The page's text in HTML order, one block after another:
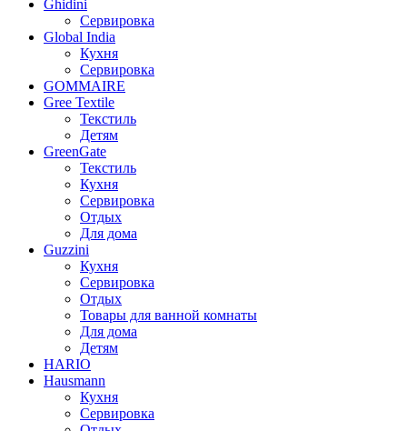
Ghidini
Сервировка
Global India
Кухня
Сервировка
GOMMAIRE
Gree Textile
Текстиль
Детям
GreenGate
Текстиль
Кухня
Сервировка
Отдых
Для дома
Guzzini
Кухня
Сервировка
Отдых
Товары для ванной комнаты
Для дома
Детям
HARIO
Hausmann
Кухня
Сервировка